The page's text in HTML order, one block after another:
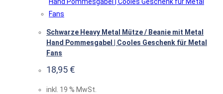
Schwarze Heavy Metal Mütze / Beanie mit Metal
Hand Pommesgabel | Cooles Geschenk für Metal
Fans
18,95 €
inkl. 19 % MwSt.